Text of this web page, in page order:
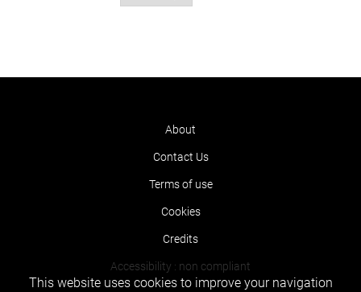
About
Contact Us
Terms of use
Cookies
Credits
Accessibility : non compliant
This website uses cookies to improve your navigation